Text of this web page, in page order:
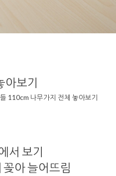
아보기
서 보기
아 늘어뜨림